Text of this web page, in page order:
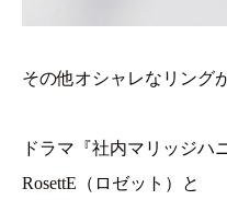
その他オシャレなリング
ドラマ『社内マリッジハ
RosettE（ロゼット）と